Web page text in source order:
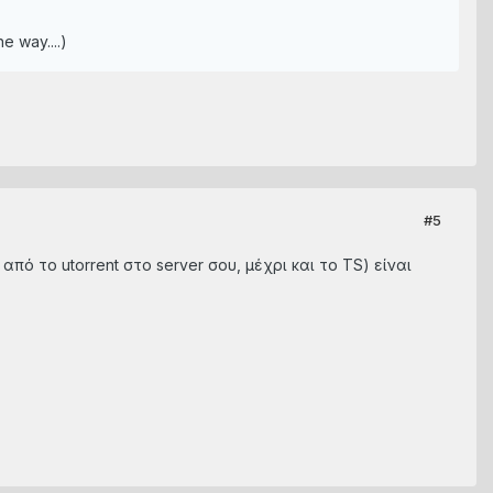
way....)
#5
το utorrent στο server σου, μέχρι και το TS) είναι